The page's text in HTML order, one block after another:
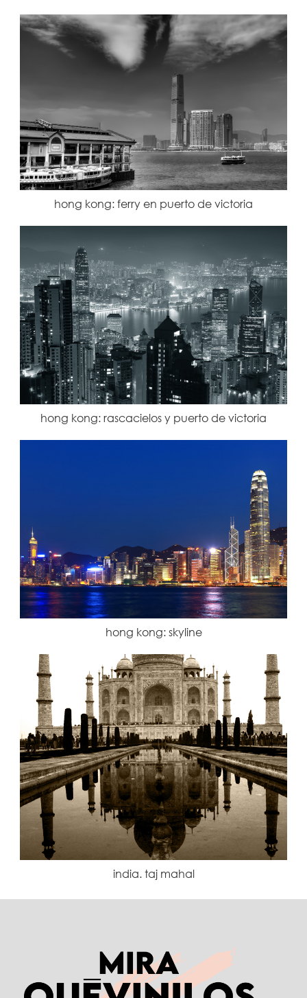
hong kong: ferry en puerto de victoria
hong kong: rascacielos y puerto de victoria
hong kong: skyline
india. taj mahal